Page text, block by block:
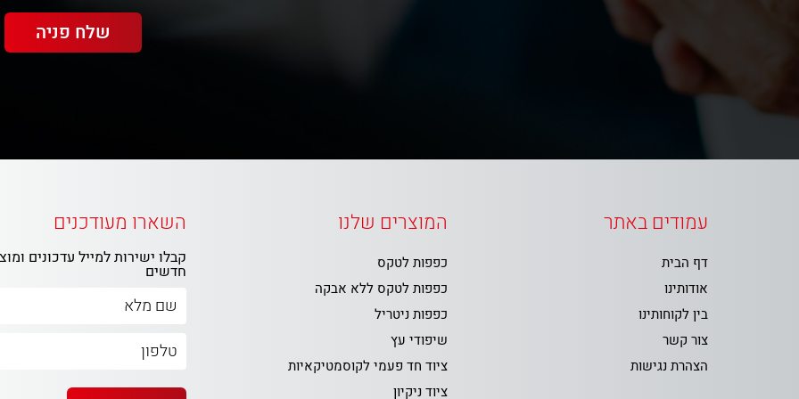
עמודים באתר
דף הבית
אודותינו
בין לקוחותינו
צור קשר
הצהרת נגישות
המוצרים שלנו
כפפות לטקס
כפפות לטקס ללא אבקה
כפפות ניטריל
שיפודי עץ
ציוד חד פעמי לקוסמטיקאיות
ציוד ניקיון
השארו מעודכנים
קבלו ישירות למייל עדכונים
חדשים